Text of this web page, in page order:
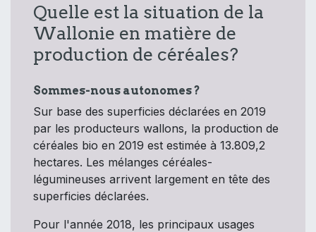
Quelle est la situation de la
Wallonie en matière de
production de céréales?
Sommes-nous autonomes ?
Sur base des superficies déclarées en 2019
par les producteurs wallons, la production de
céréales bio en 2019 est estimée à 13.809,2
hectares. Les mélanges céréales-
légumineuses arrivent largement en tête des
superficies déclarées.
Pour l'année 2018, les principaux usages